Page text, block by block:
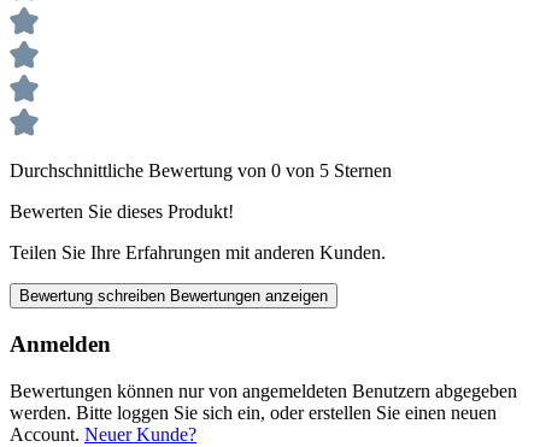
Durchschnittliche Bewertung von 0 von 5 Sternen
Bewerten Sie dieses Produkt!
Teilen Sie Ihre Erfahrungen mit anderen Kunden.
Bewertung schreiben Bewertungen anzeigen
Anmelden
Bewertungen können nur von angemeldeten Benutzern abgegeben
werden. Bitte loggen Sie sich ein, oder erstellen Sie einen neuen
Account. Neuer Kunde?